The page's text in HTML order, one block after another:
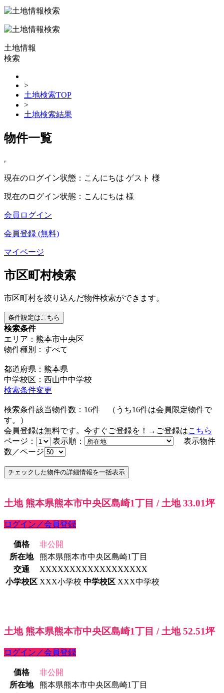
土地情報
検索
>
土地検索TOP
>
土地検索結果
物件一覧
現在のログイン状態：こんにちは ゲスト 様
現在のログイン状態：こんにちは 様
会員ログイン
会員登録 (無料)
マイページ
市区町村検索
市区町村を絞り込んだ物件検索ができます。
条件設定はこちら
検索条件
エリア：熊本市中央区
物件種別：すべて
都道府県：熊本県
中学校区：西山中中学校
検索条件変更
検索条件該当物件数： 16件 （うち16件は会員限定物件で
す。）
会員登録は無料です。今すぐご登録を！→ご登録はこちら
ページ：
表示順：
表示物件
数／ページ
土地 熊本県熊本市中央区島崎1丁目 / 土地 33.01坪
ログイン／会員登録
価格
非公開
所在地
熊本県熊本市中央区島崎1丁目
交通
XXXXXXXXXXXXXXXXXX
小学校区 XXX小学校 中学校区 XXX中学校
土地 熊本県熊本市中央区島崎1丁目 / 土地 52.51坪
ログイン／会員登録
価格
非公開
所在地
熊本県熊本市中央区島崎1丁目